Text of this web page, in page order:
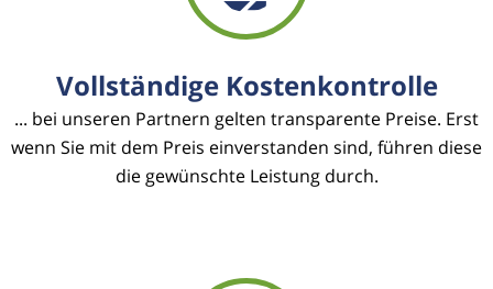
Vollständige Kostenkontrolle
... bei unseren Partnern gelten transparente Preise. Erst
wenn Sie mit dem Preis einverstanden sind, führen diese
die gewünschte Leistung durch.